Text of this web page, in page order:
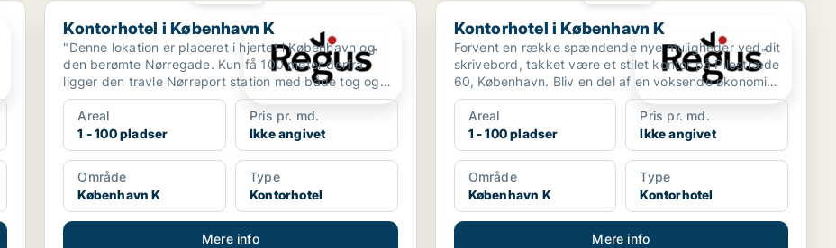
Kontorhotel i København K
Kontorhotel i København K
"Denne lokation er placeret i hjertet i København og
den berømte Nørregade. Kun få 100 meter derfra
ligger den travle Nørreport station med både tog og
metro...
Areal
1 - 100 pladser
Pris pr. md.
Ikke angivet
Område
København K
Type
Kontorhotel
Mere info
Kontorhotel i København K
Kontorhotel i København K
Forvent en række spændende nye muligheder ved dit
skrivebord, takket være et stilet kontor på Pilestræde
60, København. Bliv en del af en voksende økonomi
pr...
Areal
1 - 100 pladser
Pris pr. md.
Ikke angivet
Område
København K
Type
Kontorhotel
Mere info